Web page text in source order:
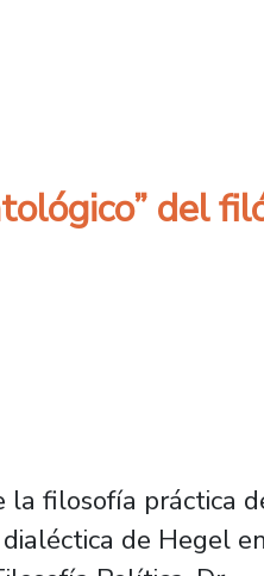
para
del
la filosofía práctica
de Hegel